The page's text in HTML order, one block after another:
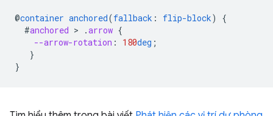
@container anchored(fallback : flip-block)
{
#anchored > .arrow {
--arrow-rotation : 180deg ;
}
}